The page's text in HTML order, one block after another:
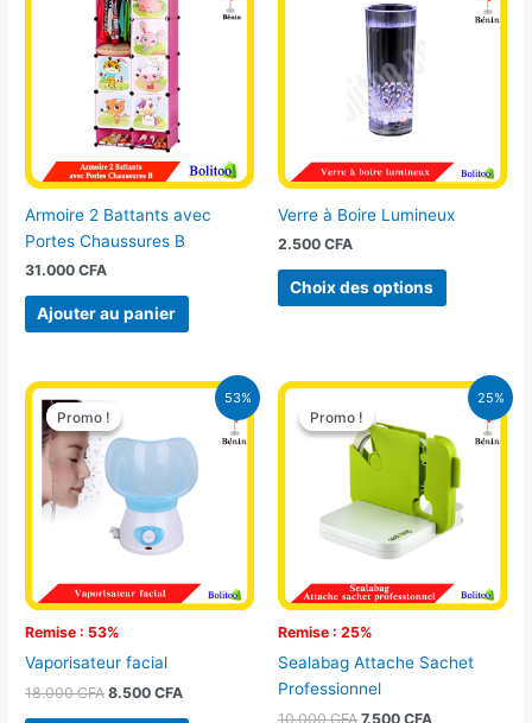
Armoire 2 Battants avec
Portes Chaussures B
31.000CFA
Ajouter au panier
Verre à Boire Lumineux
2.500 CFA
Choix des options
être
du
53%
Promo !
Remise : 53%
Promo !
Vaporisateur facial
18.000CFA
Le
prix
initial
était :
18.000 CFA.
8.500CFA
Le
est :
8.500 CFA.
25%
Promo !
Remise : 25%
Promo !
Sealabag Attache Sachet
Professionnel
10.000CFA
Le
prix
initial
était :
10.000 CFA.
7.500 CFA
Le
est :
7.500 CFA.